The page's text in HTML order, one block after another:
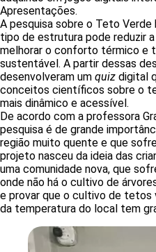
Apresentações.
A pesquisa sobre o Teto
tipo de estrutura pode reduzir
melhorar o conforto térmico e
sustentável. A partir dessas
desenvolveram um quiz digital
conceitos científicos sobre o
mais dinâmico e acessível.
De acordo com a professora
pesquisa é de grande
região muito quente e que
projeto nasceu da ideia das
uma comunidade nova, que
onde não há o cultivo de
e provar que o cultivo de tetos
da temperatura do local tem